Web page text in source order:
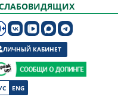
СЛАБОВИДЯЩИХ
ENG
ЛИЧНЫЙ КАБИНЕТ